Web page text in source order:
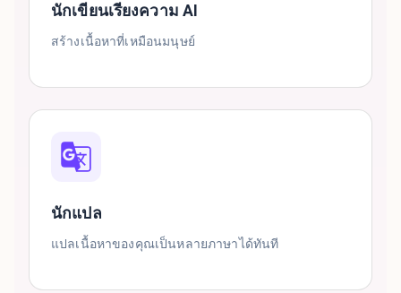
นักเขียนเรียงความ AI
สร้างเนื้อหาที่เหมือนมนุษย์
นักแปล
แปลเนื้อหาของคุณเป็นหลายภาษาได้ทันที